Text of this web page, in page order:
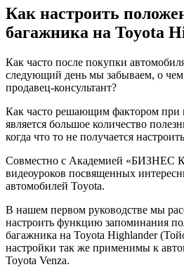
Как настроить
багажника на Toyota
Как часто после покупки
следующий день мы забываем, о чем
продавец-консультант?
Как часто решающим фактором при
является большое количество
когда что то не получается
Совместно с Академией «БИЗНЕС
видеоуроков посвященных
автомобилей Toyota.
В нашем первом руководстве мы
настроить функцию запоминания
багажника на Toyota Highlander
настройки так же применимы к
Toyota Venza.